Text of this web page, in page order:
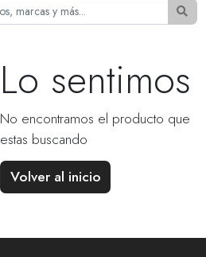
Lo sentimos
No encontramos el producto que
estas buscando
Volver al inicio